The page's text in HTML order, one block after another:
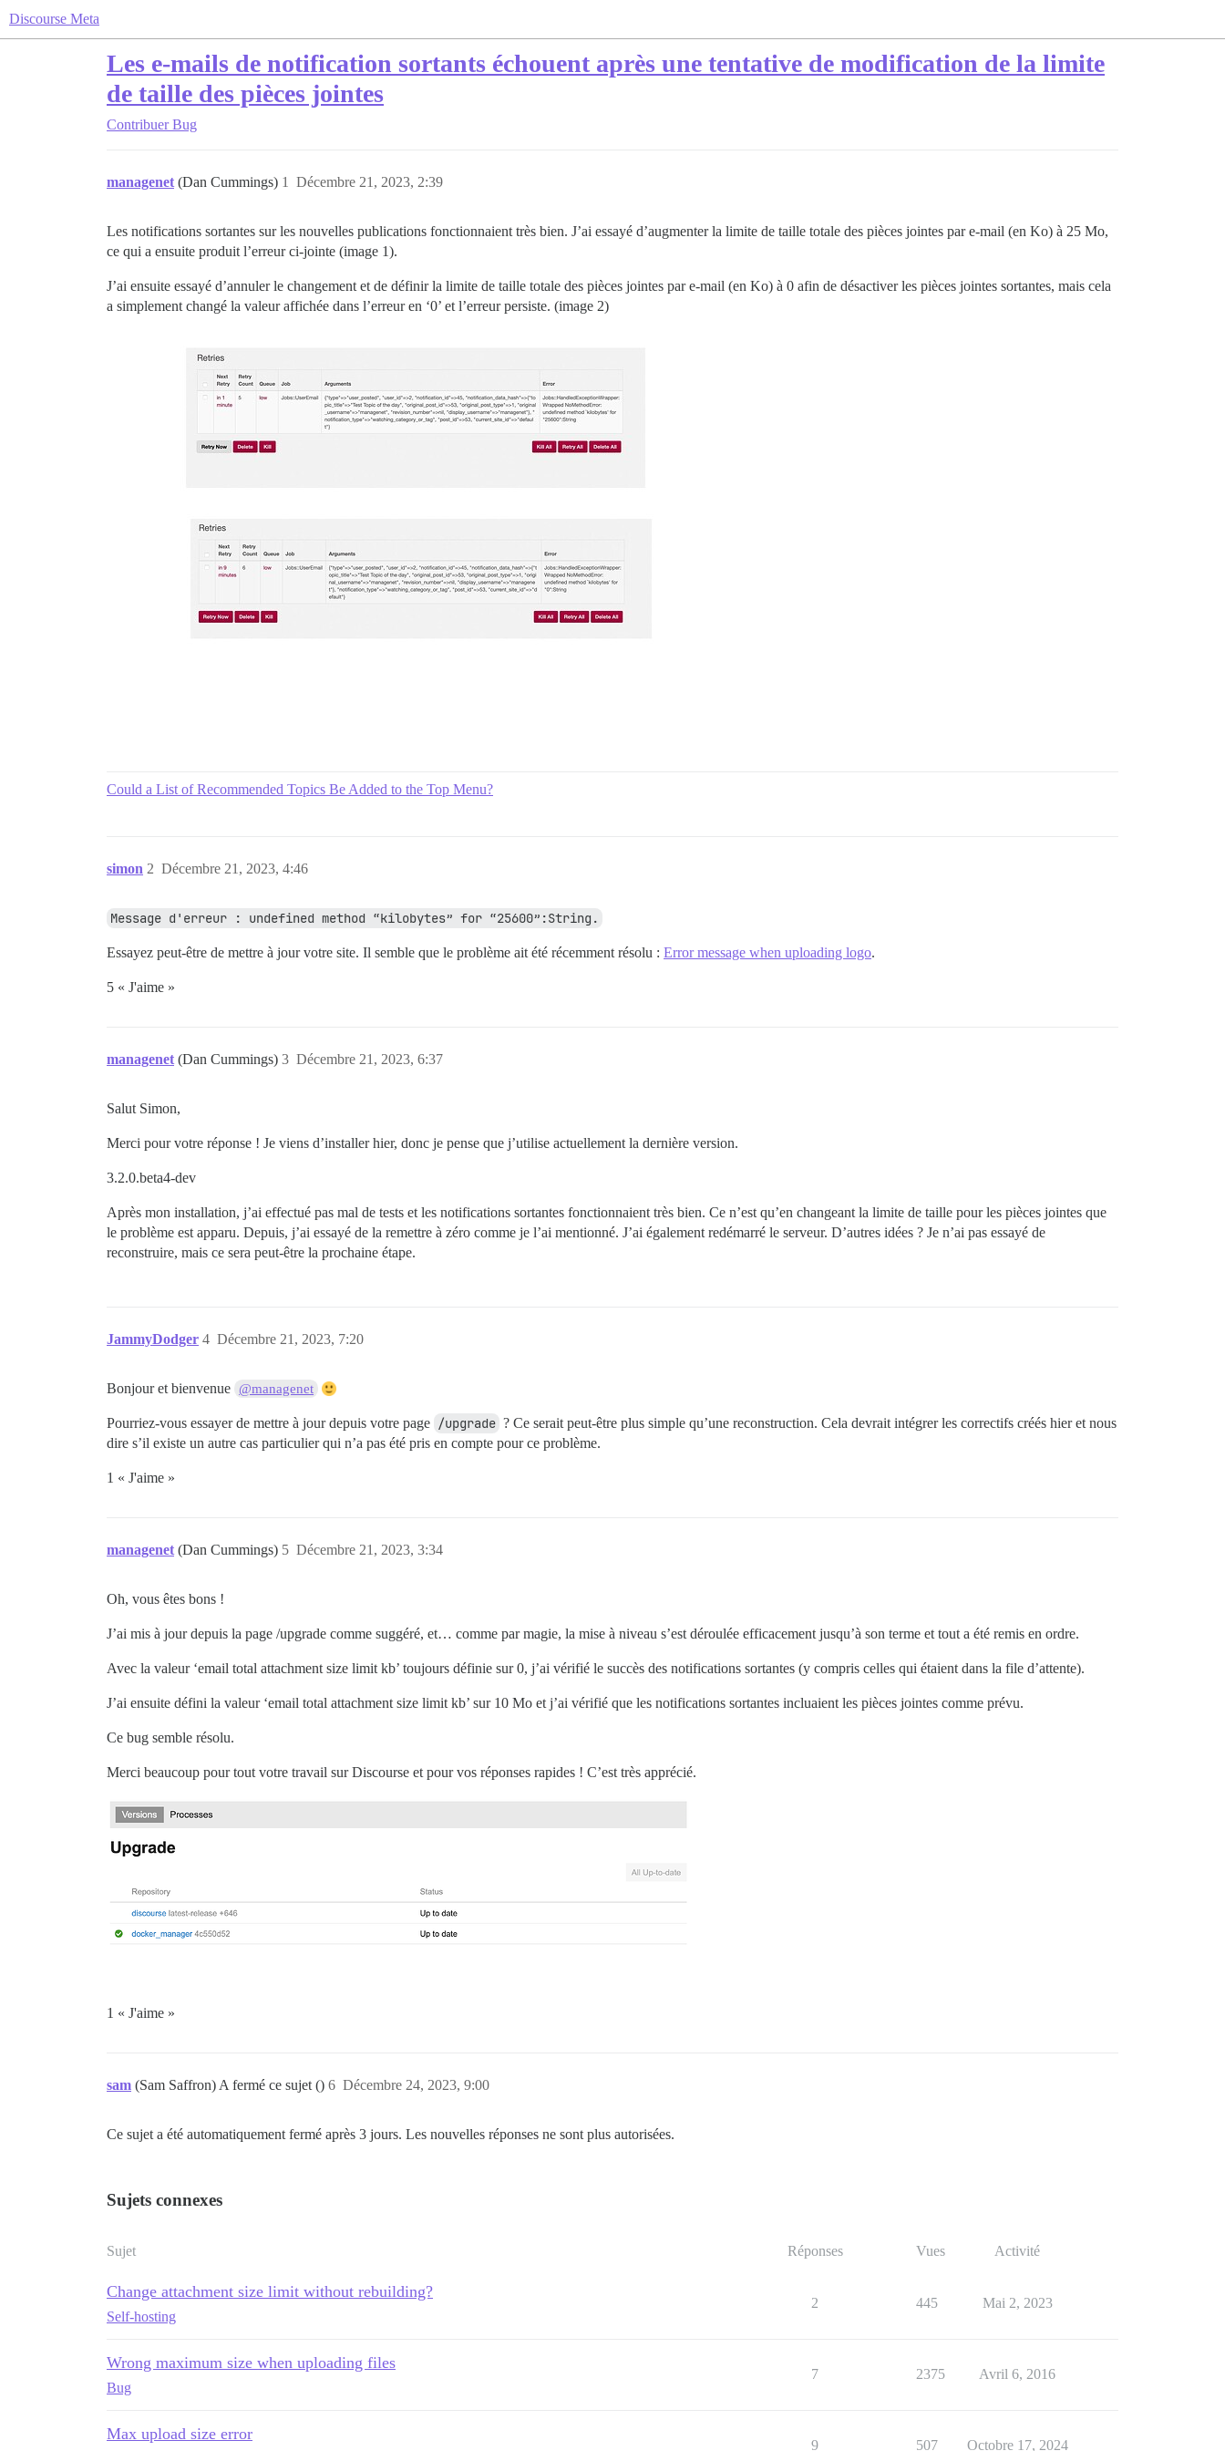
Discourse Meta
Les e-mails de notification sortants échouent après une tentative de modification de la limite
de taille des pièces jointes
Contribuer Bug
managenet (Dan Cummings) Décembre 21, 2023, 2:39
1
Les notifications sortantes sur les nouvelles publications fonctionnaient très bien. J’ai essayé d’augmenter la limite de taille totale des pièces jointes par e-mail (en Ko) à 25 Mo,
ce qui a ensuite produit l’erreur ci-jointe (image 1).
J’ai ensuite essayé d’annuler le changement et de définir la limite de taille totale des pièces jointes par e-mail (en Ko) à 0 afin de désactiver les pièces jointes sortantes, mais cela
a simplement changé la valeur affichée dans l’erreur en ‘0’ et l’erreur persiste. (image 2)
Could a List of Recommended Topics Be Added to the Top Menu?
simon Décembre 21, 2023, 4:46
2
Message d'erreur : undefined method “kilobytes” for “25600”:String.
Essayez peut-être de mettre à jour votre site. Il semble que le problème ait été récemment résolu : Error message when uploading logo.
5 « J'aime »
managenet (Dan Cummings) Décembre 21, 2023, 6:37
3
Salut Simon,
Merci pour votre réponse ! Je viens d’installer hier, donc je pense que j’utilise actuellement la dernière version.
3.2.0.beta4-dev
Après mon installation, j’ai effectué pas mal de tests et les notifications sortantes fonctionnaient très bien. Ce n’est qu’en changeant la limite de taille pour les pièces jointes que
le problème est apparu. Depuis, j’ai essayé de la remettre à zéro comme je l’ai mentionné. J’ai également redémarré le serveur. D’autres idées ? Je n’ai pas essayé de
reconstruire, mais ce sera peut-être la prochaine étape.
JammyDodger Décembre 21, 2023, 7:20
4
Bonjour et bienvenue @managenet
Pourriez-vous essayer de mettre à jour depuis votre page /upgrade ? Ce serait peut-être plus simple qu’une reconstruction. Cela devrait intégrer les correctifs créés hier et nous
dire s’il existe un autre cas particulier qui n’a pas été pris en compte pour ce problème.
1 « J'aime »
managenet (Dan Cummings) Décembre 21, 2023, 3:34
5
Oh, vous êtes bons !
J’ai mis à jour depuis la page /upgrade comme suggéré, et… comme par magie, la mise à niveau s’est déroulée efficacement jusqu’à son terme et tout a été remis en ordre.
Avec la valeur ‘email total attachment size limit kb’ toujours définie sur 0, j’ai vérifié le succès des notifications sortantes (y compris celles qui étaient dans la file d’attente).
J’ai ensuite défini la valeur ‘email total attachment size limit kb’ sur 10 Mo et j’ai vérifié que les notifications sortantes incluaient les pièces jointes comme prévu.
Ce bug semble résolu.
Merci beaucoup pour tout votre travail sur Discourse et pour vos réponses rapides ! C’est très apprécié.
1 « J'aime »
sam (Sam Saffron) A fermé ce sujet () Décembre 24, 2023, 9:00
6
Ce sujet a été automatiquement fermé après 3 jours. Les nouvelles réponses ne sont plus autorisées.
Sujets connexes
Sujet Réponses Vues Activité
Change attachment size limit without rebuilding?
Self-hosting
2 445 Mai 2, 2023
Wrong maximum size when uploading files
Bug
7 2375 Avril 6, 2016
Max upload size error
9 507 Octobre 17, 2024